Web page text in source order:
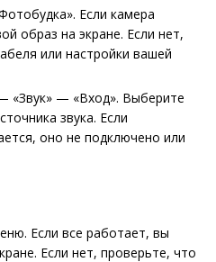
Если камера
образ на экране. Если нет,
или настройки вашей
«Звук» — «Вход». Выберите
звука. Если
оно не подключено или
Если все работает, вы
Если нет, проверьте, что